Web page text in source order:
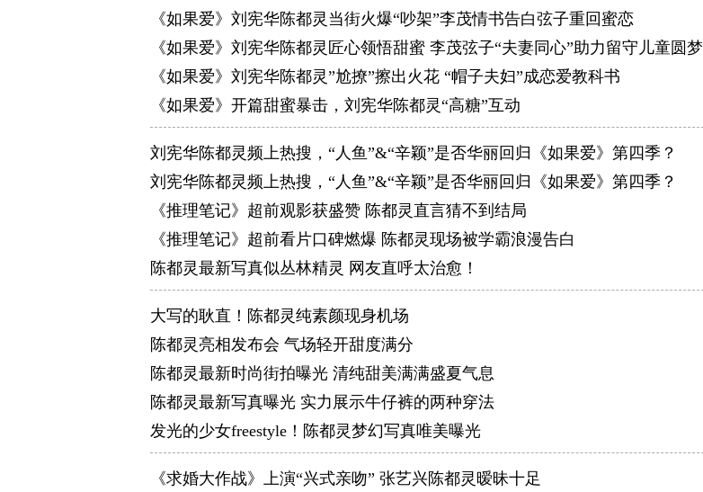
《如果爱》刘宪华陈都灵当街火爆“吵架”李茂情书告白弦子重回蜜恋
《如果爱》刘宪华陈都灵匠心领悟甜蜜 李茂弦子“夫妻同心”助力留守儿童圆梦
《如果爱》刘宪华陈都灵”尬撩”擦出火花 “帽子夫妇”成恋爱教科书
《如果爱》开篇甜蜜暴击，刘宪华陈都灵“高糖”互动
刘宪华陈都灵频上热搜，“人鱼”&“辛颖”是否华丽回归《如果爱》第四季？
刘宪华陈都灵频上热搜，“人鱼”&“辛颖”是否华丽回归《如果爱》第四季？
《推理笔记》超前观影获盛赞 陈都灵直言猜不到结局
《推理笔记》超前看片口碑燃爆 陈都灵现场被学霸浪漫告白
陈都灵最新写真似丛林精灵 网友直呼太治愈！
大写的耿直！陈都灵纯素颜现身机场
陈都灵亮相发布会 气场轻开甜度满分
陈都灵最新时尚街拍曝光 清纯甜美满满盛夏气息
陈都灵最新写真曝光 实力展示牛仔裤的两种穿法
发光的少女freestyle！陈都灵梦幻写真唯美曝光
《求婚大作战》上演“兴式亲吻” 张艺兴陈都灵暧昧十足